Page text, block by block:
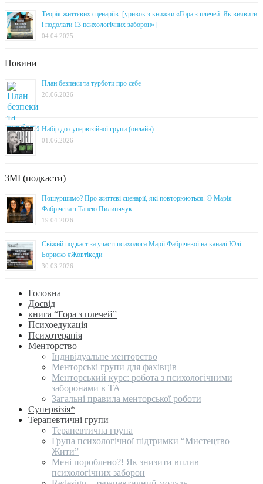
Теорія життєвих сценаріїв. [уривок з книжки «Гора з плечей. Як виявити
і подолати 13 психологічних заборон»]
04.04.2025
Новини
План безпеки та турботи про себе
20.06.2026
Набір до супервізійної групи (онлайн)
01.06.2026
ЗМІ (подкасти)
Пошуршимо? Про життєві сценарії, які повторюються. © Марія
Фабрічева з Танею Пилипччук
19.04.2026
Свіжий подкаст за участі психолога Марії Фабрічевої на каналі Юлі
Бориско #Жовтікеди
30.03.2026
Головна
Досвід
книга “Гора з плечей”
Психоедукація
Психотерапія
Менторство
Індивідуальне менторство
Менторські групи для фахівців
Менторський курс: робота з психологічними
заборонами в ТА
Загальні правила менторської роботи
Супервізія*
Терапевтичні групи
Терапевтична група
Група психологічної підтримки “Мистецтво
Жити”
Мені пороблено?! Як знизити вплив
психологічних заборон